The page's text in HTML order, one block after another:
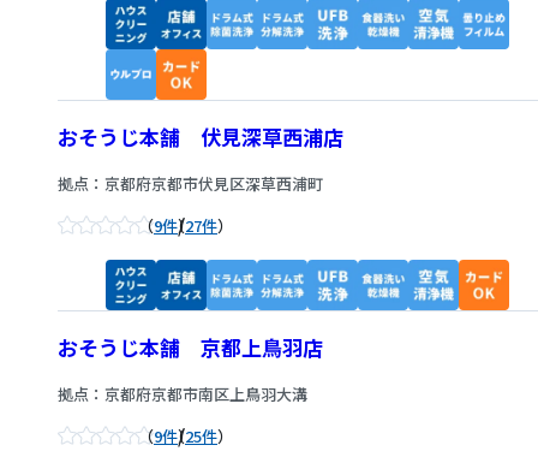
おそうじ本舗 伏見深草西浦店
拠点：京都府京都市伏見区深草西浦町
9件/27件
おそうじ本舗 京都上鳥羽店
拠点：京都府京都市南区上鳥羽大溝
9件/25件